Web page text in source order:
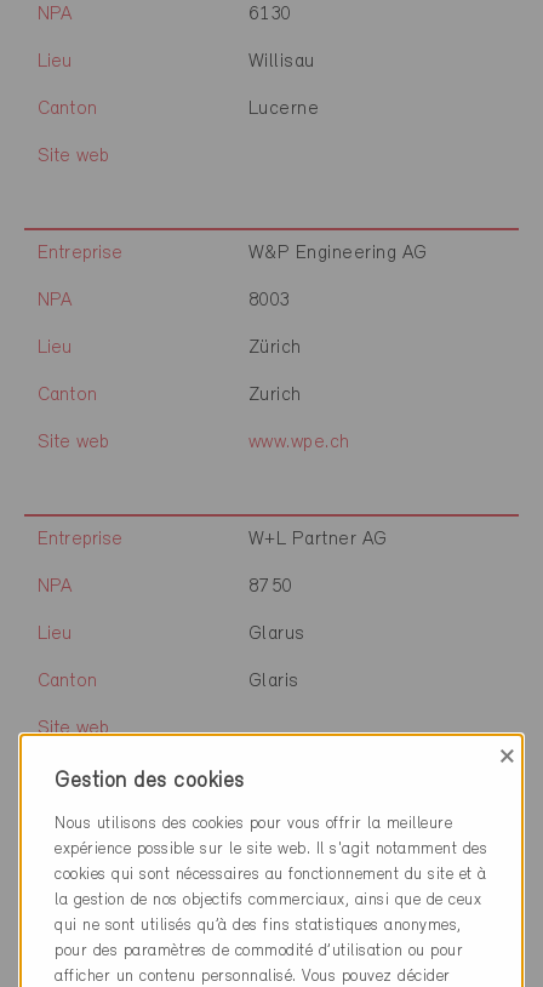
NPA 6130
Lieu Willisau
Canton Lucerne
Site web
Entreprise W&P Engineering AG
NPA 8003
Lieu Zürich
Canton Zurich
Site web www.wpe.ch
Entreprise W+L Partner AG
NPA 8750
Lieu Glarus
Canton Glaris
Site web
Entreprise W+L Partner AG
NPA 8645
Lieu Rapperswil-Jona
Canton Saint-Gall
Gestion des cookies
×
Nous utilisons des cookies pour vous offrir la meilleure
expérience possible sur le site web. Il s'agit notamment des
cookies qui sont nécessaires au fonctionnement du site et à
la gestion de nos objectifs commerciaux, ainsi que de ceux
qui ne sont utilisés qu’à des fins statistiques anonymes,
pour des paramètres de commodité d’utilisation ou pour
afficher un contenu personnalisé. Vous pouvez décider